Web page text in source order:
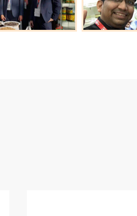
江苏省农产品进出口企业协会常